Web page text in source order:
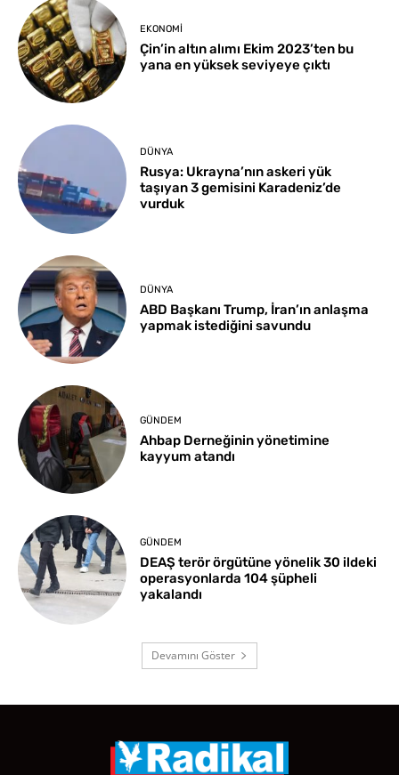
EKONOMI
Çin’in altın alımı Ekim 2023’ten bu
yana en yüksek seviyeye çıktı
DÜNYA
Rusya: Ukrayna’nın askeri yük
taşıyan 3 gemisini Karadeniz’de
vurduk
DÜNYA
ABD Başkanı Trump, İran’ın anlaşma
yapmak istediğini savundu
GÜNDEM
Ahbap Derneğinin yönetimine
kayyum atandı
GÜNDEM
DEAŞ terör örgütüne yönelik 30 ildeki
operasyonlarda 104 şüpheli
yakalandı
Devamını Göster